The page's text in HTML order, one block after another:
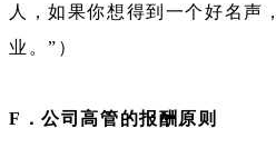
人，如果你想得到一个好名声
业。”）
F．公司高管的报酬原则